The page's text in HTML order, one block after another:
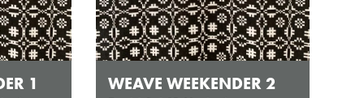
1 WEAVE WEEKENDER 2